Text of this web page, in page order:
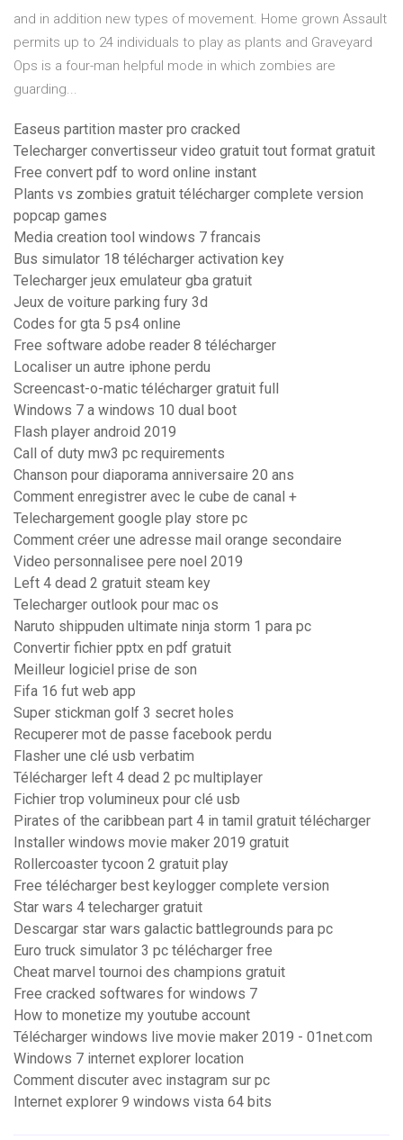
and in addition new types of movement. Home grown Assault
permits up to 24 individuals to play as plants and Graveyard
Ops is a four-man helpful mode in which zombies are
guarding...
Easeus partition master pro cracked
Telecharger convertisseur video gratuit tout format gratuit
Free convert pdf to word online instant
Plants vs zombies gratuit télécharger complete version
popcap games
Media creation tool windows 7 francais
Bus simulator 18 télécharger activation key
Telecharger jeux emulateur gba gratuit
Jeux de voiture parking fury 3d
Codes for gta 5 ps4 online
Free software adobe reader 8 télécharger
Localiser un autre iphone perdu
Screencast-o-matic télécharger gratuit full
Windows 7 a windows 10 dual boot
Flash player android 2019
Call of duty mw3 pc requirements
Chanson pour diaporama anniversaire 20 ans
Comment enregistrer avec le cube de canal +
Telechargement google play store pc
Comment créer une adresse mail orange secondaire
Video personnalisee pere noel 2019
Left 4 dead 2 gratuit steam key
Telecharger outlook pour mac os
Naruto shippuden ultimate ninja storm 1 para pc
Convertir fichier pptx en pdf gratuit
Meilleur logiciel prise de son
Fifa 16 fut web app
Super stickman golf 3 secret holes
Recuperer mot de passe facebook perdu
Flasher une clé usb verbatim
Télécharger left 4 dead 2 pc multiplayer
Fichier trop volumineux pour clé usb
Pirates of the caribbean part 4 in tamil gratuit télécharger
Installer windows movie maker 2019 gratuit
Rollercoaster tycoon 2 gratuit play
Free télécharger best keylogger complete version
Star wars 4 telecharger gratuit
Descargar star wars galactic battlegrounds para pc
Euro truck simulator 3 pc télécharger free
Cheat marvel tournoi des champions gratuit
Free cracked softwares for windows 7
How to monetize my youtube account
Télécharger windows live movie maker 2019 - 01net.com
Windows 7 internet explorer location
Comment discuter avec instagram sur pc
Internet explorer 9 windows vista 64 bits